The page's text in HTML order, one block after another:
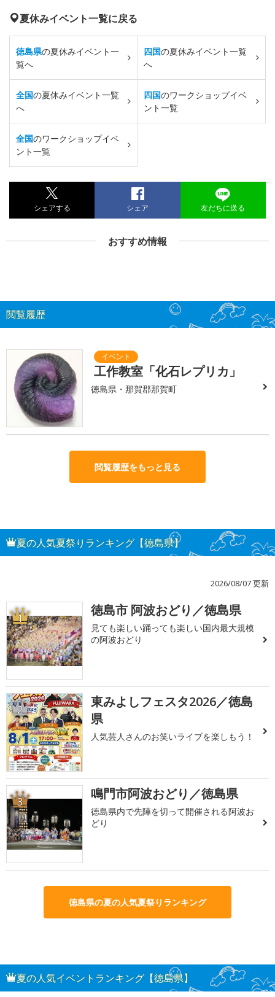
夏休みイベント一覧に戻る
徳島県の夏休みイベント一
覧へ
四国の夏休みイベント一覧
へ
全国の夏休みイベント一覧
へ
四国のワークショップイベ
ント一覧
全国のワークショップイベ
ント一覧
シェアする シェア 友だちに送る
おすすめ情報
閲覧履歴
工作教室「化石レプリカ」
徳島県・那賀郡那賀町
閲覧履歴をもっと見る
夏の人気夏祭りランキング【徳島県】
2026/08/07 更新
1 徳島市 阿波おどり／徳島県
見ても楽しい踊っても楽しい国内最大規模
の阿波おどり
2
東みよしフェスタ2026／徳島
県
人気芸人さんのお笑いライブを楽しもう！
3 鳴門市阿波おどり／徳島県
徳島県内で先陣を切って開催される阿波お
どり
徳島県の夏の人気夏祭りランキング
夏の人気イベントランキング【徳島県】